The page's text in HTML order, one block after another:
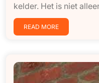
kelder. Het is niet
READ MORE